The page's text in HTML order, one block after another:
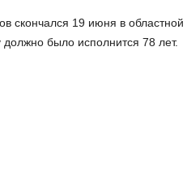
скончался 19 июня в областной
было исполнится 78 лет.